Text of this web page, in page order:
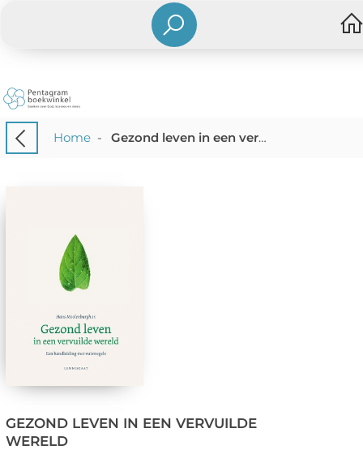
Home- Gezond leven in een vervuilde wereld
GEZOND LEVEN IN EEN VERVUILDE
WERELD